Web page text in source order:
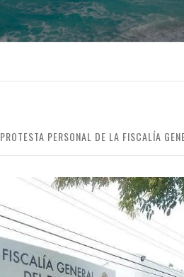
PROTESTA PERSONAL DE LA FISCALÍA